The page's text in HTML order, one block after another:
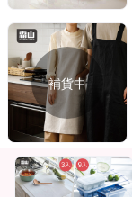
補貨中